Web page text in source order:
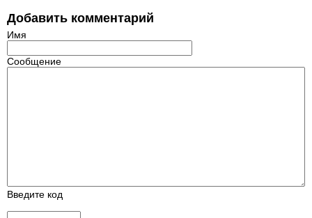
Добавить комментарий
Имя
Сообщение
Введите код